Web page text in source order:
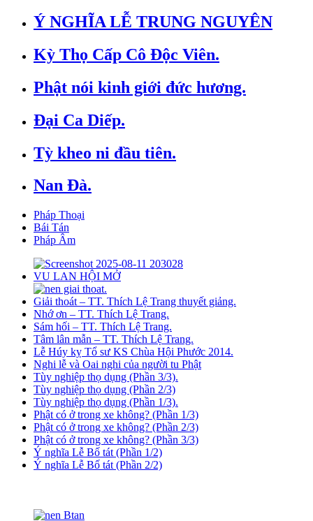
Ý NGHĨA LỄ TRUNG NGUYÊN
Kỳ Thọ Cấp Cô Độc Viên.
Phật nói kinh giới đức hương.
Đại Ca Diếp.
Tỳ kheo ni đầu tiên.
Nan Đà.
Pháp Thoại
Bái Tán
Pháp Âm
VU LAN HỘI MỞ
Giải thoát – TT. Thích Lệ Trang thuyết giảng.
Nhớ ơn – TT. Thích Lệ Trang.
Sám hối – TT. Thích Lệ Trang.
Tâm lân mẫn – TT. Thích Lệ Trang.
Lễ Húy kỵ Tổ sư KS Chùa Hội Phước 2014.
Nghi lễ và Oai nghi của người tu Phật
Tùy nghiệp thọ dụng (Phần 3/3).
Tùy nghiệp thọ dụng (Phần 2/3)
Tùy nghiệp thọ dụng (Phần 1/3).
Phật có ở trong xe không? (Phần 1/3)
Phật có ở trong xe không? (Phần 2/3)
Phật có ở trong xe không? (Phần 3/3)
Ý nghĩa Lễ Bố tát (Phần 1/2)
Ý nghĩa Lễ Bố tát (Phần 2/2)